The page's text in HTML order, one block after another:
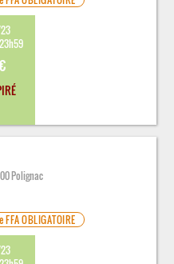
Polignac
OBLIGATOIRE